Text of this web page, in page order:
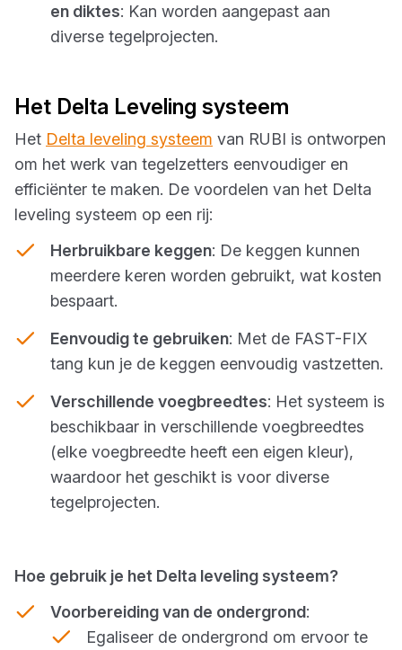
en diktes: Kan worden aangepast aan
diverse tegelprojecten.
Het Delta Leveling systeem
Het Delta leveling systeem van RUBI is ontworpen
om het werk van tegelzetters eenvoudiger en
efficiënter te maken. De voordelen van het Delta
leveling systeem op een rij:
Herbruikbare keggen: De keggen kunnen
meerdere keren worden gebruikt, wat kosten
bespaart.
Eenvoudig te gebruiken: Met de FAST-FIX
tang kun je de keggen eenvoudig vastzetten.
Verschillende voegbreedtes: Het systeem is
beschikbaar in verschillende voegbreedtes
(elke voegbreedte heeft een eigen kleur),
waardoor het geschikt is voor diverse
tegelprojecten.
Hoe gebruik je het Delta leveling systeem?
Voorbereiding van de ondergrond:
Egaliseer de ondergrond om ervoor te